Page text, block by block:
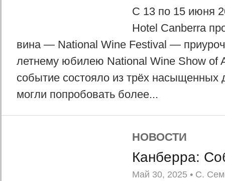
С 13 по 15 июня
Hotel Canberra
вина — National Wine Festival —
летнему юбилею National Wine Show of
событие состояло из трёх насыщенных
могли попробовать более...
НОВОСТИ
Канберра:
Май 30, 2025 • С.